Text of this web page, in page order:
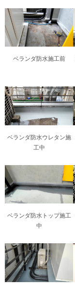
ベランダ防水施工前
ベランダ防水ウレタン施
工中
ベランダ防水トップ施工
中